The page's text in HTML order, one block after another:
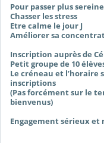
Pour passer plus
Chasser les stress
Etre calme le jour J
Améliorer sa
Inscription auprès de
Petit groupe de 10
Le créneau et
inscriptions
(Pas forcément sur le
bienvenus)
Engagement sérieux et